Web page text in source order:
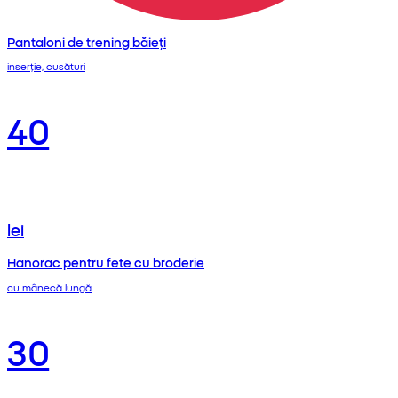
Pantaloni de trening băieți
inserție, cusături
40
lei
Hanorac pentru fete cu broderie
cu mânecă lungă
30